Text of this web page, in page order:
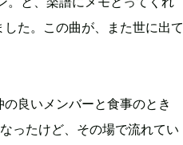
た。この曲が、また世に出て
良いメンバーと食事のとき
ったけど、その場で流れてい